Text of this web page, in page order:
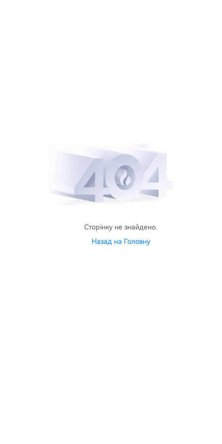
Сторінку не знайдено.
Назад на Головну